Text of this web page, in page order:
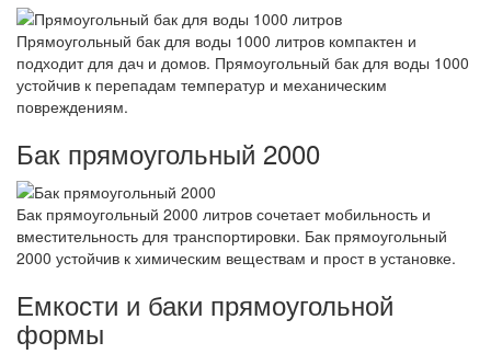
Прямоугольный бак для воды 1000 литров компактен и
подходит для дач и домов. Прямоугольный бак для воды 1000
устойчив к перепадам температур и механическим
повреждениям.
Бак прямоугольный 2000
Бак прямоугольный 2000 литров сочетает мобильность и
вместительность для транспортировки. Бак прямоугольный
2000 устойчив к химическим веществам и прост в установке.
Емкости и баки прямоугольной
формы